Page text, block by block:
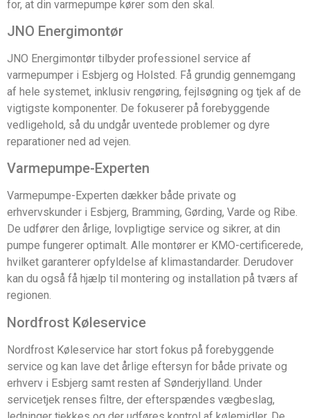
for, at din varmepumpe kører som den skal.
JNO Energimontør
JNO Energimontør tilbyder professionel service af
varmepumper i Esbjerg og Holsted. Få grundig gennemgang
af hele systemet, inklusiv rengøring, fejlsøgning og tjek af de
vigtigste komponenter. De fokuserer på forebyggende
vedligehold, så du undgår uventede problemer og dyre
reparationer ned ad vejen.
Varmepumpe-Experten
Varmepumpe-Experten dækker både private og
erhvervskunder i Esbjerg, Bramming, Gørding, Varde og Ribe.
De udfører den årlige, lovpligtige service og sikrer, at din
pumpe fungerer optimalt. Alle montører er KMO-certificerede,
hvilket garanterer opfyldelse af klimastandarder. Derudover
kan du også få hjælp til montering og installation på tværs af
regionen.
Nordfrost Køleservice
Nordfrost Køleservice har stort fokus på forebyggende
service og kan lave det årlige eftersyn for både private og
erhverv i Esbjerg samt resten af Sønderjylland. Under
servicetjek renses filtre, der efterspændes vægbeslag,